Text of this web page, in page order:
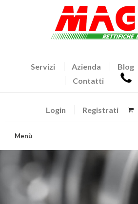
Servizi Azienda Blog
Contatti
Login Registrati
Menù